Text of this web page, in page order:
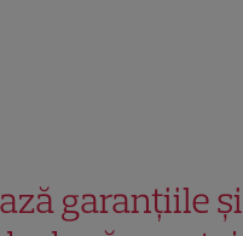
garanțiile și